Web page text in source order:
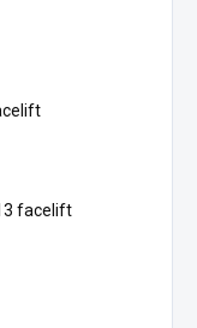
facelift